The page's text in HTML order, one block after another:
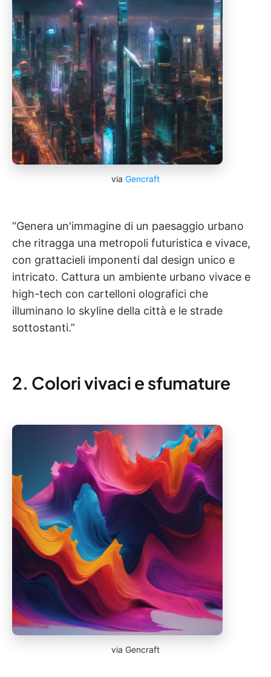
via Gencraft
“Genera un'immagine di un paesaggio urbano
che ritragga una metropoli futuristica e vivace,
con grattacieli imponenti dal design unico e
intricato. Cattura un ambiente urbano vivace e
high-tech con cartelloni olografici che
illuminano lo skyline della città e le strade
sottostanti.”
2. Colori vivaci e sfumature
via Gencraft